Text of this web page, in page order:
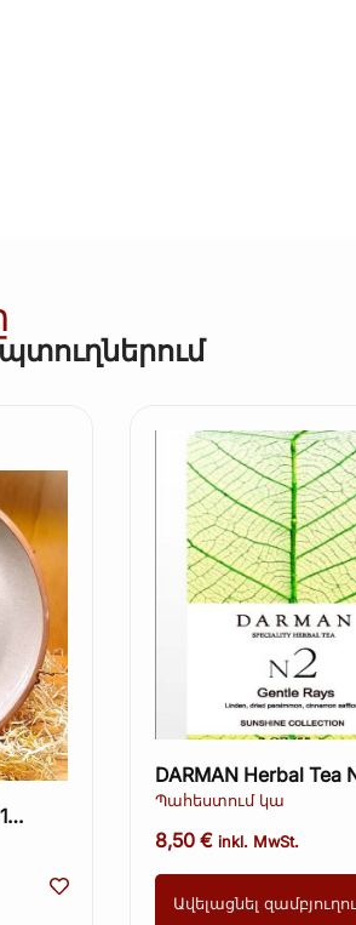
DARMAN Herbal Tea
Rays 55գ.
Պահեստում կա
8,50 € inkl. MwSt.
Ավելացնել